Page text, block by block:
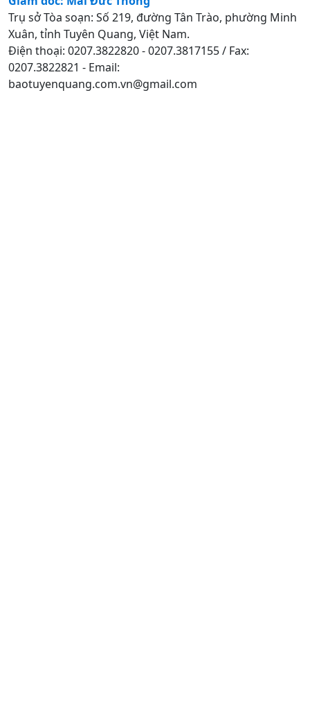
Trụ sở Tòa soạn: Số 219, đường Tân Trào, phường Minh
Xuân, tỉnh Tuyên Quang, Việt Nam.
Điện thoại: 0207.3822820 - 0207.3817155 / Fax:
0207.3822821 - Email:
baotuyenquang.com.vn@gmail.com